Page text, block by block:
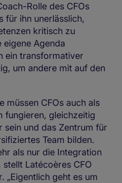
Rolle des CFOs
für ihn unerlässlich,
kritisch zu
eigene Agenda
ein transformativer
um andere mit auf den
müssen CFOs auch als
fungieren, gleichzeitig
sein und das Zentrum für
Team bilden.
als nur die Integration
stellt Latécoères CFO
„Eigentlich geht es um